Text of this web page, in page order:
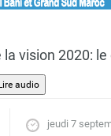
la vision 2020:
jeudi 7